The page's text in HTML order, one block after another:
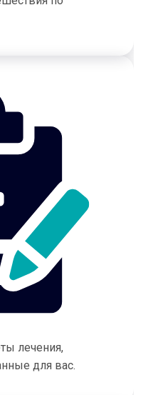
лечения,
для вас.